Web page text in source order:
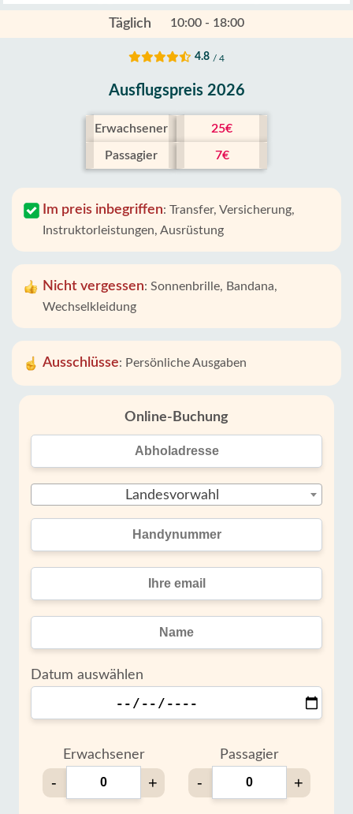
Täglich 10:00 - 18:00
4.8 / 4
Ausflugspreis 2026
Erwachsener 25€
Passagier 7€
Im preis inbegriffen: Transfer, Versicherung,
Instruktorleistungen, Ausrüstung
Nicht vergessen: Sonnenbrille, Bandana,
Wechselkleidung
Ausschlüsse: Persönliche Ausgaben
Online-Buchung
Landesvorwahl
Datum auswählen
Erwachsener
- +
Passagier
- +